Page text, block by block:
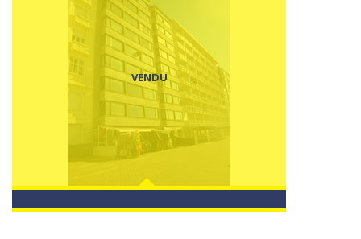
VENDU